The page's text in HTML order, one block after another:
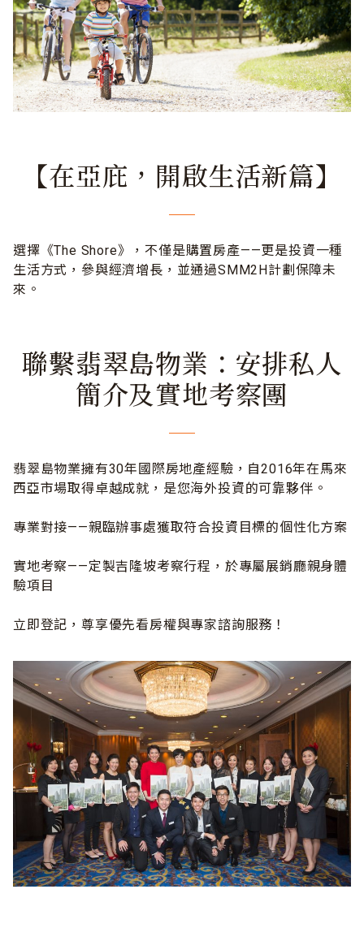
【在亞庇，開啟生活新篇】
選擇《The Shore》，不僅是購置房產——更是投資一種
生活方式，參與經濟增長，並通過SMM2H計劃保障未
來。
聯繫翡翠島物業：安排私人
簡介及實地考察團
翡翠島物業擁有30年國際房地產經驗，自2016年在馬來
西亞市場取得卓越成就，是您海外投資的可靠夥伴。
專業對接——親臨辦事處獲取符合投資目標的個性化方案
實地考察——定製吉隆坡考察行程，於專屬展銷廳親身體
驗項目
立即登記，尊享優先看房權與專家諮詢服務！